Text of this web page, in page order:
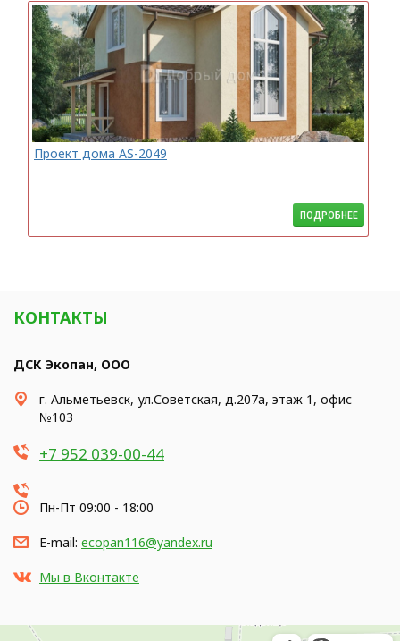
Проект дома AS-2049
ПОДРОБНЕЕ
КОНТАКТЫ
ДСК Экопан, ООО
г. Альметьевск, ул.Советская, д.207а, этаж 1, офис
№103
+7 952 039-00-44
Пн-Пт 09:00 - 18:00
E-mail: ecopan116@yandex.ru
Мы в Вконтакте